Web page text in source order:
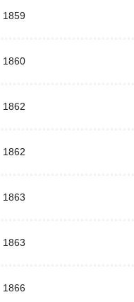
1859
1860
1862
1862
1863
1863
1866